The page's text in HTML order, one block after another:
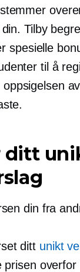
Tilby
spesielle
til å
ditt
din fra
ditt unikt
prisen overfor